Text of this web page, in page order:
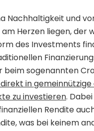
Nachhaltigkeit und
Herzen liegen, der
des Investments
beim sogenannten
in
zu investieren.
Rendite
was bei keinem